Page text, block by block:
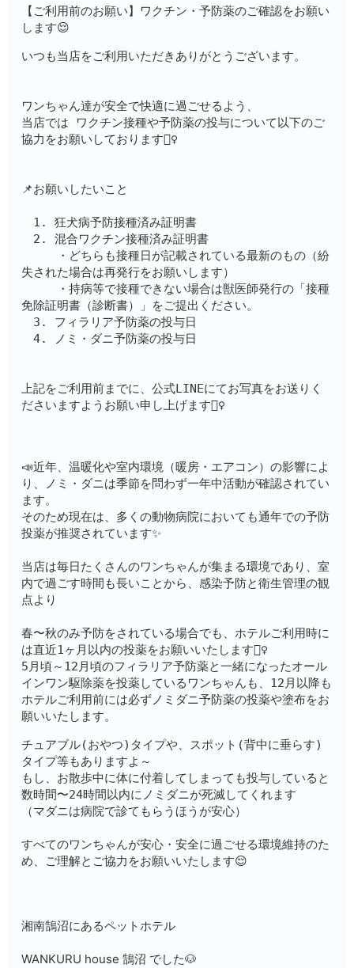
【ご利用前のお願い】ワクチン・予防薬のご確認をお願い
します😌
いつも当店をご利用いただきありがとうございます。
ワンちゃん達が安全で快適に過ごせるよう、
当店では ワクチン接種や予防薬の投与について以下のご
協力をお願いしております🙇‍♀️
📌お願いしたいこと
1. 狂犬病予防接種済み証明書
2. 混合ワクチン接種済み証明書
・どちらも接種日が記載されている最新のもの（紛
失された場合は再発行をお願いします）
・持病等で接種できない場合は獣医師発行の「接種
免除証明書（診断書）」をご提出ください。
3. フィラリア予防薬の投与日
4. ノミ・ダニ予防薬の投与日
上記をご利用前までに、公式LINEにてお写真をお送りく
ださいますようお願い申し上げます🙇‍♀️
📣近年、温暖化や室内環境（暖房・エアコン）の影響によ
り、ノミ・ダニは季節を問わず一年中活動が確認されてい
ます。
そのため現在は、多くの動物病院においても通年での予防
投薬が推奨されています✨
当店は毎日たくさんのワンちゃんが集まる環境であり、室
内で過ごす時間も長いことから、感染予防と衛生管理の観
点より
春〜秋のみ予防をされている場合でも、ホテルご利用時に
は直近1ヶ月以内の投薬をお願いいたします🙇‍♀️
5月頃～12月頃のフィラリア予防薬と一緒になったオール
インワン駆除薬を投薬しているワンちゃんも、12月以降も
ホテルご利用前には必ずノミダニ予防薬の投薬や塗布をお
願いいたします。
チュアブル(おやつ)タイプや、スポット(背中に垂らす)
タイプ等もありますよ～
もし、お散歩中に体に付着してしまっても投与していると
数時間〜24時間以内にノミダニが死滅してくれます
（マダニは病院で診てもらうほうが安心）
すべてのワンちゃんが安心・安全に過ごせる環境維持のた
め、ご理解とご協力をお願いいたします😌
湘南鵠沼にあるペットホテル
WANKURU house 鵠沼 でした🐶